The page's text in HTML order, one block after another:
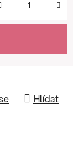
Hlídat